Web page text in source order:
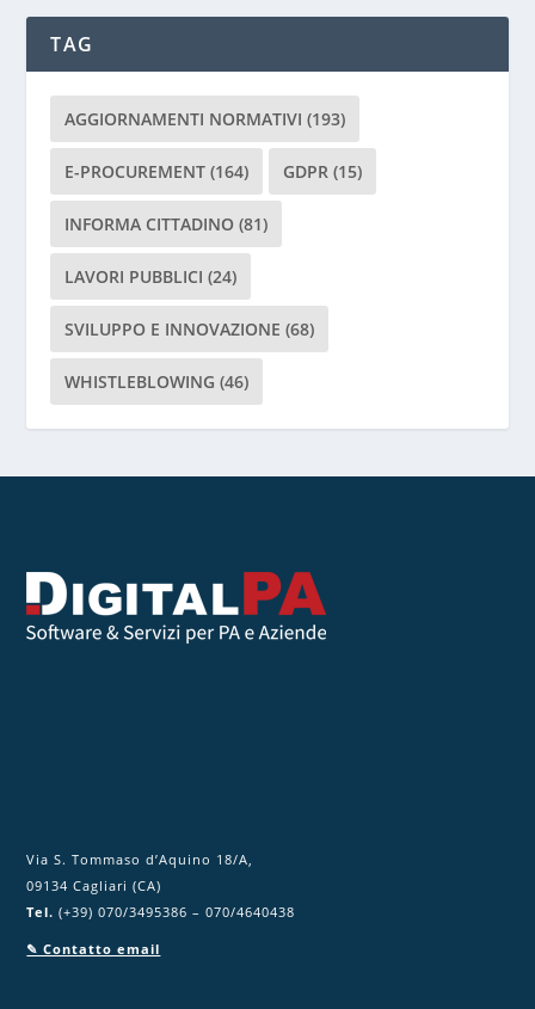
d
s
i
r
v
o
u
o
c
a
TAG
AGGIORNAMENTI NORMATIVI (193)
E-PROCUREMENT (164) GDPR (15)
INFORMA CITTADINO (81)
LAVORI PUBBLICI (24)
SVILUPPO E INNOVAZIONE (68)
WHISTLEBLOWING (46)
Via S. Tommaso d’Aquino 18/A,
09134 Cagliari (CA)
Tel. (+39) 070/3495386 – 070/4640438
✎ Contatto email